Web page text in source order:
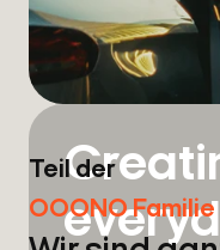
Teil der
OOONO Familie